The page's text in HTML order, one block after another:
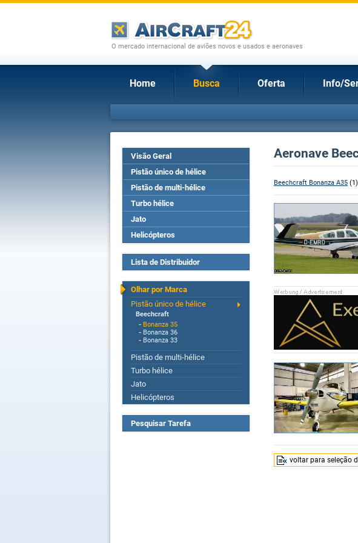
O mercado internacional de aviões novos e usados e aeronaves
Home Busca Oferta Info/
Visão Geral
Pistão único de hélice
Pistão de multi-hélice
Turbo hélice
Jato
Helicópteros
Lista de Distribuidor
Olhar por Marca
Pistão único de hélice
Beechcraft
- Bonanza 35
- Bonanza 36
- Bonanza 33
Pistão de multi-hélice
Turbo hélice
Jato
Helicópteros
Pesquisar Tarefa
Aeronave
Beechcraft Bonanza A35
voltar para seleção